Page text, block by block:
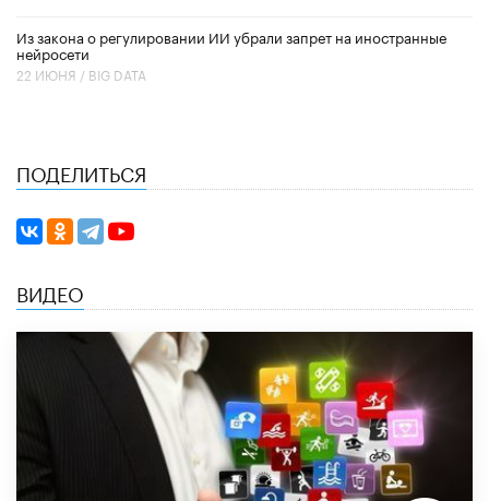
Из закона о регулировании ИИ убрали запрет на иностранные
нейросети
22 ИЮНЯ / BIG DATA
ПОДЕЛИТЬСЯ
ВИДЕО